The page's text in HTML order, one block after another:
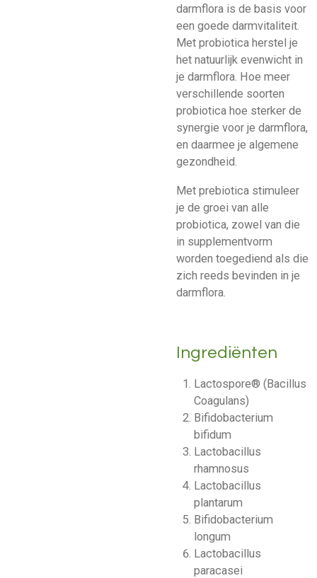
darmflora is de basis voor
een goede darmvitaliteit.
Met probiotica herstel je
het natuurlijk evenwicht in
je darmflora. Hoe meer
verschillende soorten
probiotica hoe sterker de
synergie voor je darmflora,
en daarmee je algemene
gezondheid.
Met prebiotica stimuleer
je de groei van alle
probiotica, zowel van die
in supplementvorm
worden toegediend als die
zich reeds bevinden in je
darmflora.
Ingrediënten
Lactospore® (Bacillus
Coagulans)
Bifidobacterium
bifidum
Lactobacillus
rhamnosus
Lactobacillus
plantarum
Bifidobacterium
longum
Lactobacillus
paracasei